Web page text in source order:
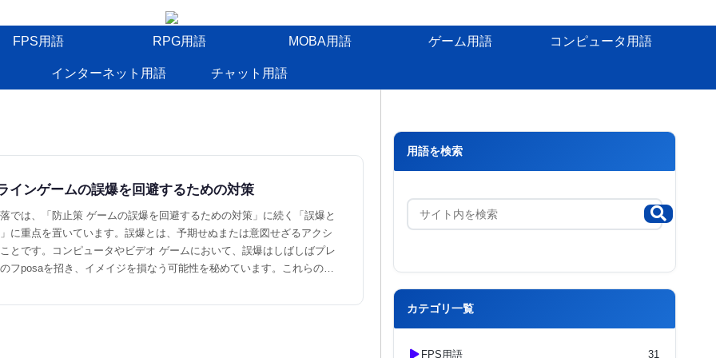
FPS用語 RPG用語 MOBA用語 ゲーム用語 コンピュータ用語
インターネット用語 チャット用語
インゲームの誤爆を回避するための対策
では、「防止策 ゲームの誤爆を回避するための対策」に続く「誤爆と
に重点を置いています。誤爆とは、予期せぬまたは意図せざるアクシ
とです。コンピュータやビデオ ゲームにおいて、誤爆はしばしばプレ
フposaを招き、イメイジを損なう可能性を秘めています。これらの誤
用語を検索
カテゴリ一覧
FPS用語 31